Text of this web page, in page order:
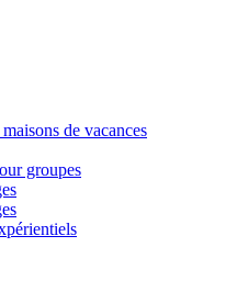
de vacances
groupes